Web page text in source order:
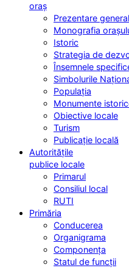
oraș
Prezentare
Monografia
Istoric
Strategia de
Însemnele
Simbolurile
Populația
Monumente
Obiective locale
Turism
Publicație locală
Autoritățile
publice locale
Primarul
Consiliul local
RUTI
Primăria
Conducerea
Organigrama
Componența
Statul de funcții